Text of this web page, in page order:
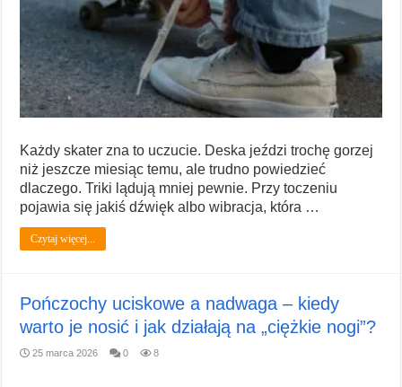
Każdy skater zna to uczucie. Deska jeździ trochę gorzej
niż jeszcze miesiąc temu, ale trudno powiedzieć
dlaczego. Triki lądują mniej pewnie. Przy toczeniu
pojawia się jakiś dźwięk albo wibracja, która …
Czytaj więcej...
Pończochy uciskowe a nadwaga – kiedy
warto je nosić i jak działają na „ciężkie nogi”?
25 marca 2026 0 8